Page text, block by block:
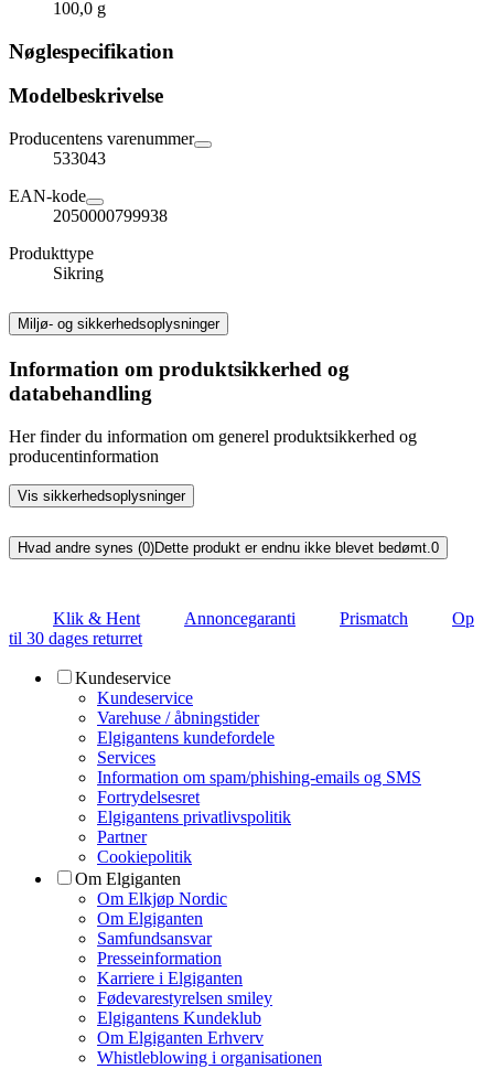
100,0 g
Nøglespecifikation
Modelbeskrivelse
Producentens varenummer
533043
EAN-kode
2050000799938
Produkttype
Sikring
Miljø- og sikkerhedsoplysninger
Information om produktsikkerhed og
databehandling
Her finder du information om generel produktsikkerhed og
producentinformation
Vis sikkerhedsoplysninger
Hvad andre synes (0)Dette produkt er endnu ikke blevet bedømt. 0
Klik & Hent Annoncegaranti Prismatch
Op
til 30 dages returret
Kundeservice
Kundeservice
Varehuse / åbningstider
Elgigantens kundefordele
Services
Information om spam/phishing-emails og SMS
Fortrydelsesret
Elgigantens privatlivspolitik
Partner
Cookiepolitik
Om Elgiganten
Om Elkjøp Nordic
Om Elgiganten
Samfundsansvar
Presseinformation
Karriere i Elgiganten
Fødevarestyrelsen smiley
Elgigantens Kundeklub
Om Elgiganten Erhverv
Whistleblowing i organisationen